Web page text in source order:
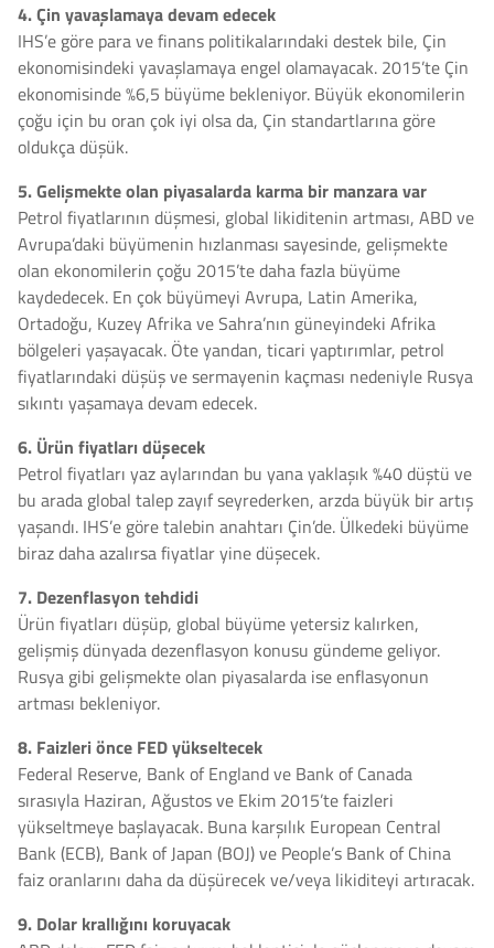
4. Çin yavaşlamaya devam edecek
IHS’e göre para ve finans politikalarındaki destek bile, Çin
ekonomisindeki yavaşlamaya engel olamayacak. 2015’te Çin
ekonomisinde %6,5 büyüme bekleniyor. Büyük ekonomilerin
çoğu için bu oran çok iyi olsa da, Çin standartlarına göre
oldukça düşük.
5. Gelişmekte olan piyasalarda karma bir manzara var
Petrol fiyatlarının düşmesi, global likiditenin artması, ABD ve
Avrupa’daki büyümenin hızlanması sayesinde, gelişmekte
olan ekonomilerin çoğu 2015’te daha fazla büyüme
kaydedecek. En çok büyümeyi Avrupa, Latin Amerika,
Ortadoğu, Kuzey Afrika ve Sahra’nın güneyindeki Afrika
bölgeleri yaşayacak. Öte yandan, ticari yaptırımlar, petrol
fiyatlarındaki düşüş ve sermayenin kaçması nedeniyle Rusya
sıkıntı yaşamaya devam edecek.
6. Ürün fiyatları düşecek
Petrol fiyatları yaz aylarından bu yana yaklaşık %40 düştü ve
bu arada global talep zayıf seyrederken, arzda büyük bir artış
yaşandı. IHS’e göre talebin anahtarı Çin’de. Ülkedeki büyüme
biraz daha azalırsa fiyatlar yine düşecek.
7. Dezenflasyon tehdidi
Ürün fiyatları düşüp, global büyüme yetersiz kalırken,
gelişmiş dünyada dezenflasyon konusu gündeme geliyor.
Rusya gibi gelişmekte olan piyasalarda ise enflasyonun
artması bekleniyor.
8. Faizleri önce FED yükseltecek
Federal Reserve, Bank of England ve Bank of Canada
sırasıyla Haziran, Ağustos ve Ekim 2015’te faizleri
yükseltmeye başlayacak. Buna karşılık European Central
Bank (ECB), Bank of Japan (BOJ) ve People’s Bank of China
faiz oranlarını daha da düşürecek ve/veya likiditeyi artıracak.
9. Dolar krallığını koruyacak